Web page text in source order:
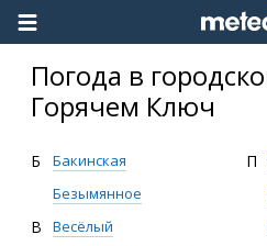
Погода в
Горячем Ключ
Б
Бакинская
Безымянное
В Весёлый
П